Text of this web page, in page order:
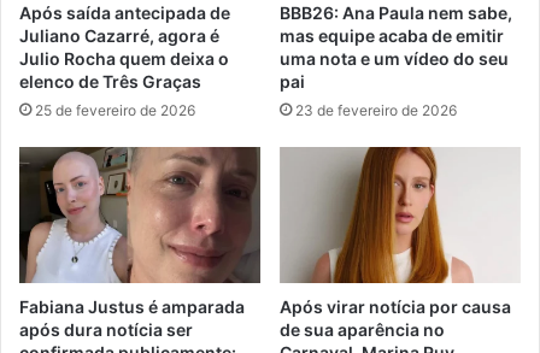
Após saída antecipada de
Juliano Cazarré, agora é
Julio Rocha quem deixa o
elenco de Três Graças
25 de fevereiro de 2026
BBB26: Ana Paula nem sabe,
mas equipe acaba de emitir
uma nota e um vídeo do seu
pai
23 de fevereiro de 2026
Fabiana Justus é amparada
após dura notícia ser
Após virar notícia por causa
de sua aparência no